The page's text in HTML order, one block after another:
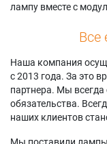
лампу вместе с
Все
Наша компания
с 2013 года. За это
партнера. Мы всегда
обязательства.
наших клиентов